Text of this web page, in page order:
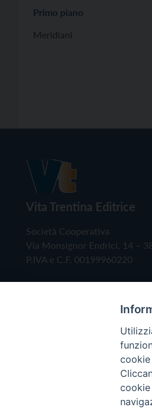
Primo piano
Meridiani
Vita Trentina Editrice
Società Cooperativa
Via Monsignor Endrici, 14 –
P.IVA e C.F. 00199960220
Copyright © 2019 -